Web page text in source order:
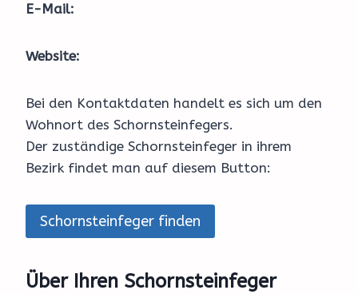
E-Mail:
Website:
Bei den Kontaktdaten handelt es sich um den
Wohnort des Schornsteinfegers.
Der zuständige Schornsteinfeger in ihrem
Bezirk findet man auf diesem Button:
Schornsteinfeger finden
Über Ihren Schornsteinfeger